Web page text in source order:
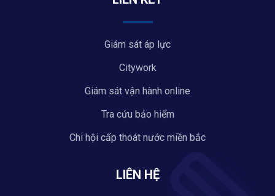
Giám sát áp lực
Citywork
Giám sát vận hành online
Tra cứu bảo hiểm
Chi hội cấp thoát nước miền bắc
LIÊN HỆ